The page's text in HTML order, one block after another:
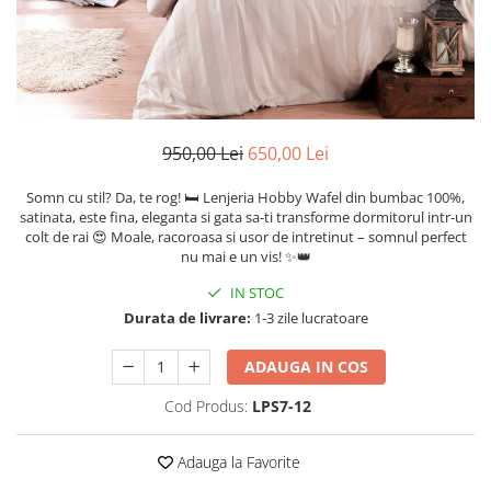
Cearceaf cu elastic
Cearceaf normal
Lenjerii De Pat Creponate
Lenjerii De Pat Bumbac Poplin 2
Persoane
Lenjerii De Pat Bumbac Poplin,
Lenjerii De Pat Bumbac Satinat 2
Persoane
Lenjerii De Pat, Finet Premium 3D,
Lenjerii De Pat Jacquard
Set Lenjerie De Pat Blana
950,00 Lei 650,00 Lei
Somn cu stil? Da, te rog! 🛏️ Lenjeria Hobby Wafel din bumbac 100%,
satinata, este fina, eleganta si gata sa-ti transforme dormitorul intr-un
colt de rai 😍 Moale, racoroasa si usor de intretinut – somnul perfect
nu mai e un vis! ✨👑
IN STOC
Durata de livrare: 1-3 zile lucratoare
ADAUGA IN COS
Cod Produs: LPS7-12
Adauga la Favorite